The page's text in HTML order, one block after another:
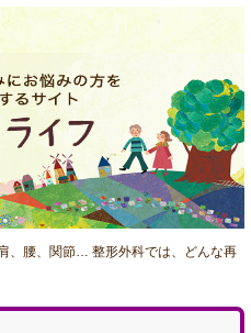
、腰、関節… 整形外科では、どんな再